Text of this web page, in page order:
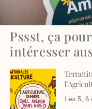
Pssst, ça
intéresser
Les 5, 6